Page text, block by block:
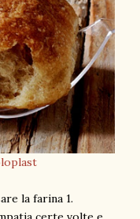
la farina 1.